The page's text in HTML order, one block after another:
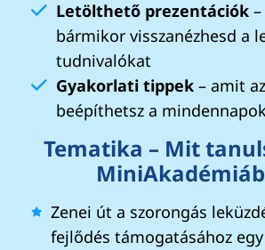
Letölthető prezentációk
bármikor visszanézhesd a
tudnivalókat
Gyakorlati tippek – amit
beépíthetsz a
Tematika – Mit
Zenei út a szorongás
fejlődés támogatásához